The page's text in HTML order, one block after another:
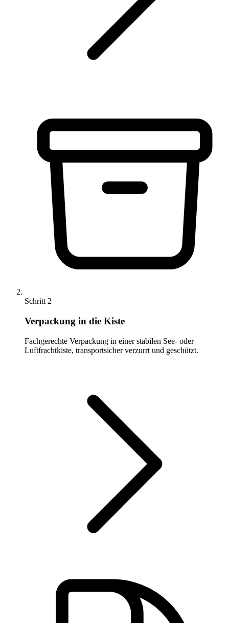
Schritt 2
Verpackung in die Kiste
Fachgerechte Verpackung in einer stabilen See- oder
Luftfrachtkiste, transportsicher verzurrt und geschützt.